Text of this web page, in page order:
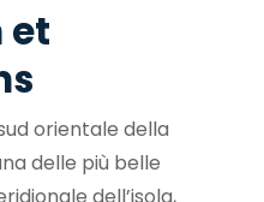
et
orientale della
delle più belle